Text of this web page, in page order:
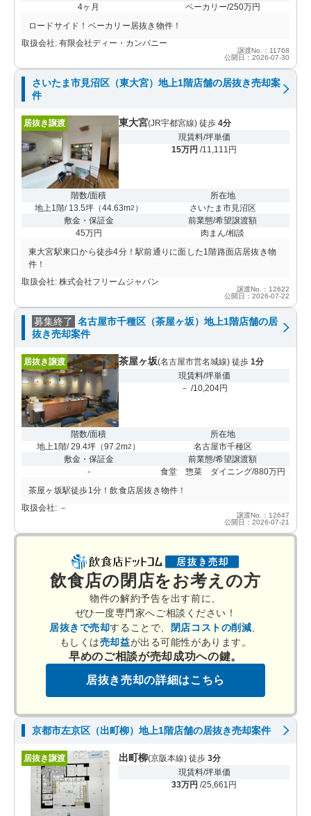
4ヶ月
ベーカリー/250万円
ロードサイド！ベーカリー居抜き物件！
取扱会社: 有限会社ディー・カンパニー
譲渡No.：11768
公開日：2026-07-30
さいたま市見沼区（東大宮）地上1階店舗の居抜き売却案
件
居抜き譲渡 東大宮(JR宇都宮線) 徒歩 4分
現賃料/坪単価
15万円 /11,111円
階数/面積
地上1階/ 13.5坪（44.63m2 ）
所在地
さいたま市見沼区
敷金・保証金
45万円
前業態/希望譲渡額
肉まん/相談
東大宮駅東口から徒歩4分！駅前通りに面した1階路面店居抜き物
件！
取扱会社: 株式会社フリームジャパン
譲渡No.：12622
公開日：2026-07-22
募集終了 名古屋市千種区（茶屋ヶ坂）地上1階店舗の居
抜き売却案件
居抜き譲渡 茶屋ヶ坂(名古屋市営名城線) 徒歩 1分
現賃料/坪単価
－ /10,204円
階数/面積
地上1階/ 29.4坪 （97.2m2 ）
所在地
名古屋市千種区
敷金・保証金
-
前業態/希望譲渡額
食堂 惣菜 ダイニング/880万円
茶屋ヶ坂駅徒歩1分！飲食店居抜き物件！
取扱会社: －
譲渡No.：12647
公開日：2026-07-21
飲食店の閉店をお考えの方
物件の解約予告を出す前に、
ぜひ一度専門家へご相談ください！
居抜きで売却することで、 閉店コストの削減
もしくは売却益が出る可能性があります。
早めのご相談が売却成功への鍵。
居抜き売却の詳細はこちら
京都市左京区（出町柳）地上1階店舗の居抜き売却案件
居抜き譲渡 出町柳(京阪本線) 徒歩 3分
現賃料/坪単価
33万円 /25,661円